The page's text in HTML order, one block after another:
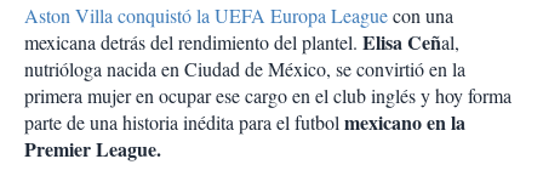
Aston Villa conquistó la UEFA Europa Leaguecon una
mexicana detrás del rendimiento del plantel. Elisa Ceñal,
nutrióloga nacida en Ciudad de México, se convirtió en la
primera mujer en ocupar ese cargo en el club inglés y hoy forma
parte de una historia inédita para el futbolmexicano en la
Premier League.